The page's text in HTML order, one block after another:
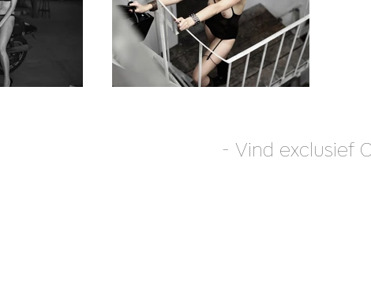
- Vind exclusief